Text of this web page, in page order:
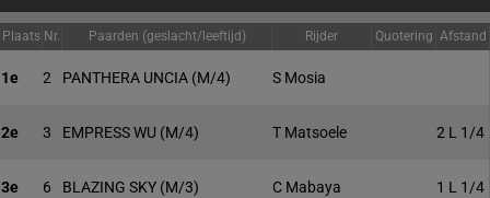
Plaats Nr. Paarden (geslacht/leeftijd) Rijder Quotering Afstand
1e 2 PANTHERA UNCIA (M/4) S Mosia
2e 3 EMPRESS WU (M/4) T Matsoele 2 L 1/4
3e 6 BLAZING SKY (M/3) C Mabaya 1 L 1/4